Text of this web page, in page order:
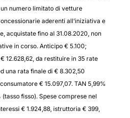
numero limitato di vetture
aderenti all’iniziativa e
acquistate fino al 31.08.2020, non
in corso. Anticipo € 5.100;
12.628,62, da restituire in 35 rate
una rata finale di € 8.302,50
€ 15.097,07. TAN 5,99%
(tasso fisso). Spese comprese nel
€ 1.924,88, istruttoria € 399,